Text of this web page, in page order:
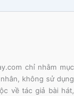
chỉ nhằm mục
không sử dụng
về tác giả bài hát,